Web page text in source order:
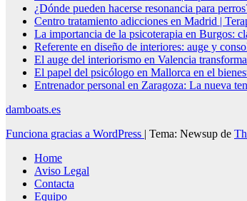
¿Dónde pueden hacerse resonancia para
Centro tratamiento adicciones en Madrid |
La importancia de la psicoterapia en Burgos:
Referente en diseño de interiores: auge y
El auge del interiorismo en Valencia
El papel del psicólogo en Mallorca en el
Entrenador personal en Zaragoza: La nueva
damboats.es
Funciona gracias a WordPress | Tema: Newsup de
Home
Aviso Legal
Contacta
Equipo